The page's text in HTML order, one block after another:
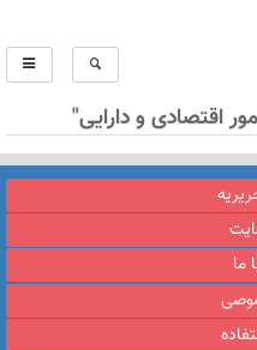
اقتصادی و دارایی"
ما